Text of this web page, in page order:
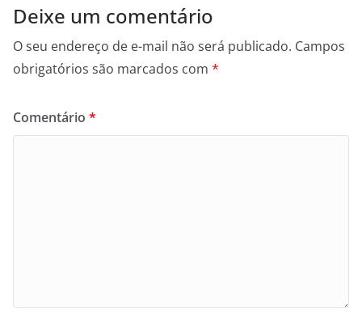
Deixe um comentário
O seu endereço de e-mail não será publicado. Campos
obrigatórios são marcados com *
Comentário *